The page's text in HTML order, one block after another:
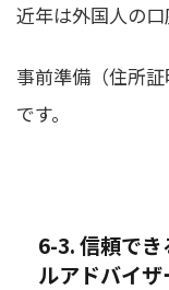
近年は外国人の口
事前準備（住所
です。
6-3. 信頼で
ルアドバイ